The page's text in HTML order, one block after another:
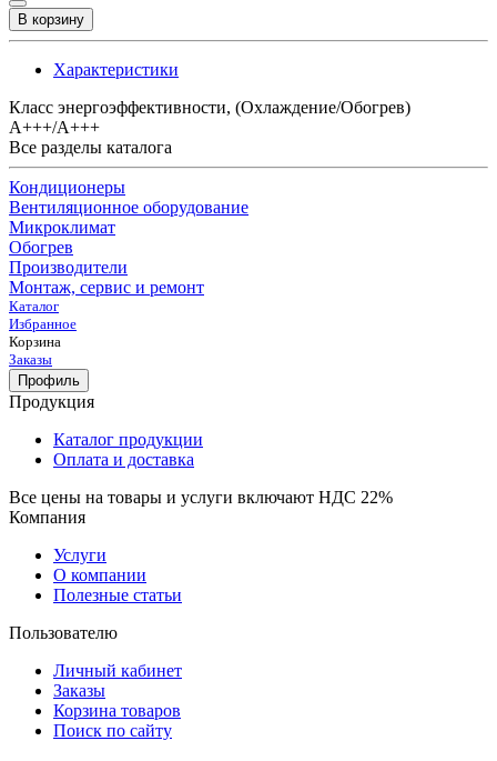
В корзину
Характеристики
Класс энергоэффективности, (Охлаждение/Обогрев)
A+++/A+++
Все разделы каталога
Кондиционеры
Вентиляционное оборудование
Микроклимат
Обогрев
Производители
Монтаж, сервис и ремонт
Каталог
Избранное
Корзина
Заказы
Профиль
Продукция
Каталог продукции
Оплата и доставка
Все цены на товары и услуги включают НДС 22%
Компания
Услуги
О компании
Полезные статьи
Пользователю
Личный кабинет
Заказы
Корзина товаров
Поиск по сайту